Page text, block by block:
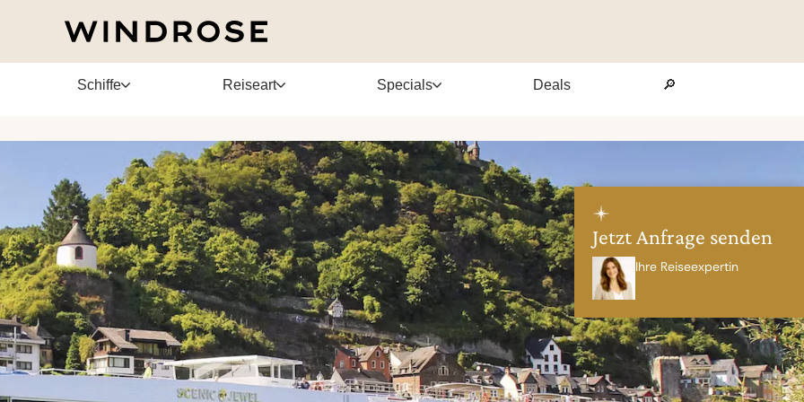
Jetzt Anfrage senden
Ihre Reiseexpertin
Schiffe Reiseart Specials Deals 🔎